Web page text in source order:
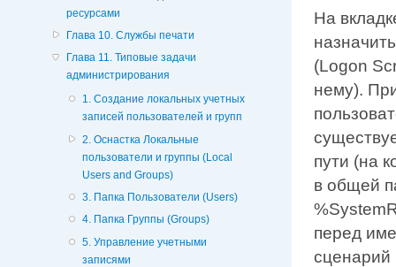
ресурсами
Глава 10. Службы печати
Глава 11. Типовые задачи
администрирования
1. Создание локальных учетных
записей пользователей и групп
2. Оснастка Локальные
пользователи и группы (Local
Users and Groups)
3. Папка Пользователи (Users)
4. Папка Группы (Groups)
5. Управление учетными
записями
На
(Logon
нему).
пути (на
в общей
перед
сценарий